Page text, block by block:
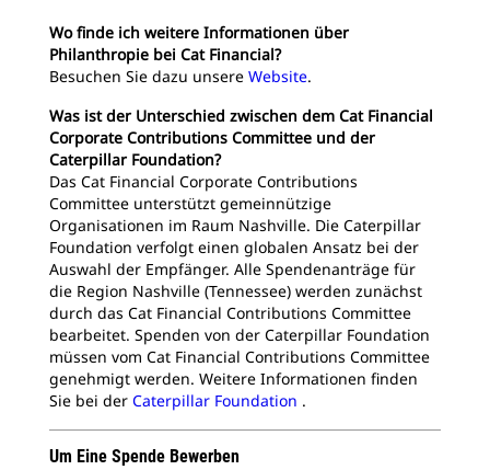
Wo finde ich weitere Informationen über
Philanthropie bei Cat Financial?
Besuchen Sie dazu unsere Website.
Was ist der Unterschied zwischen dem Cat Financial
Corporate Contributions Committee und der
Caterpillar Foundation?
Das Cat Financial Corporate Contributions
Committee unterstützt gemeinnützige
Organisationen im Raum Nashville. Die Caterpillar
Foundation verfolgt einen globalen Ansatz bei der
Auswahl der Empfänger. Alle Spendenanträge für
die Region Nashville (Tennessee) werden zunächst
durch das Cat Financial Contributions Committee
bearbeitet. Spenden von der Caterpillar Foundation
müssen vom Cat Financial Contributions Committee
genehmigt werden. Weitere Informationen finden
Sie bei der Caterpillar Foundation .
Um Eine Spende Bewerben